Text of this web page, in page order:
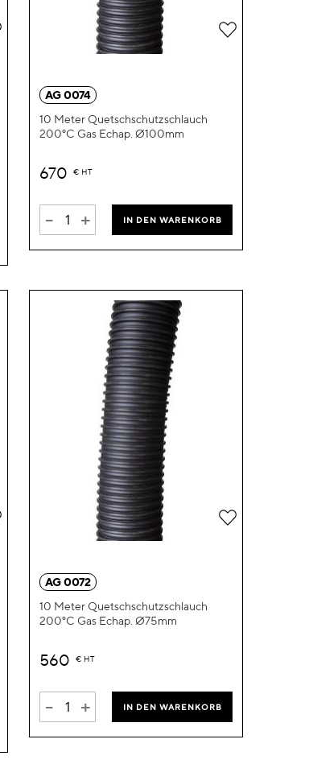
Zur
hinzufügen
AG 0074
10 Meter Quetschschutzschlauch
200°C Gas Echap. Ø100mm
670 € HT
- + IN DEN WARENKORB
Zur
Zur
hinzufügen
AG 0072
10 Meter Quetschschutzschlauch
200°C Gas Echap. Ø75mm
560 € HT
- + IN DEN WARENKORB
Zur